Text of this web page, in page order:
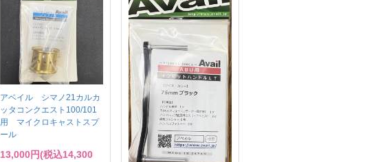
アベイル シマノ21カルカ
ッタコンクエスト100/101
用 マイクロキャストスプ
ール
13,000円(税込14,300